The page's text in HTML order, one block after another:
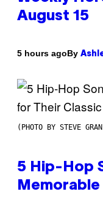
August 15
5 hours agoBy
(PHOTO BY STEVE
5 Hip-Hop